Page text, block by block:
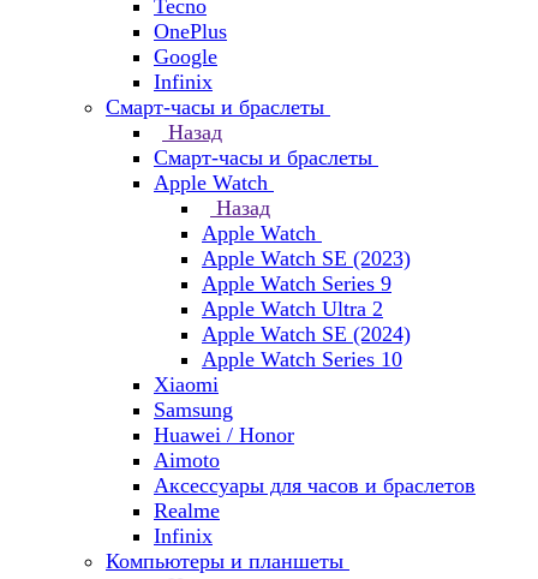
Tecno
OnePlus
Google
Infinix
Смарт-часы и браслеты
Назад
Смарт-часы и браслеты
Apple Watch
Назад
Apple Watch
Apple Watch SE (2023)
Apple Watch Series 9
Apple Watch Ultra 2
Apple Watch SE (2024)
Apple Watch Series 10
Xiaomi
Samsung
Huawei / Honor
Aimoto
Аксессуары для часов и браслетов
Realme
Infinix
Компьютеры и планшеты